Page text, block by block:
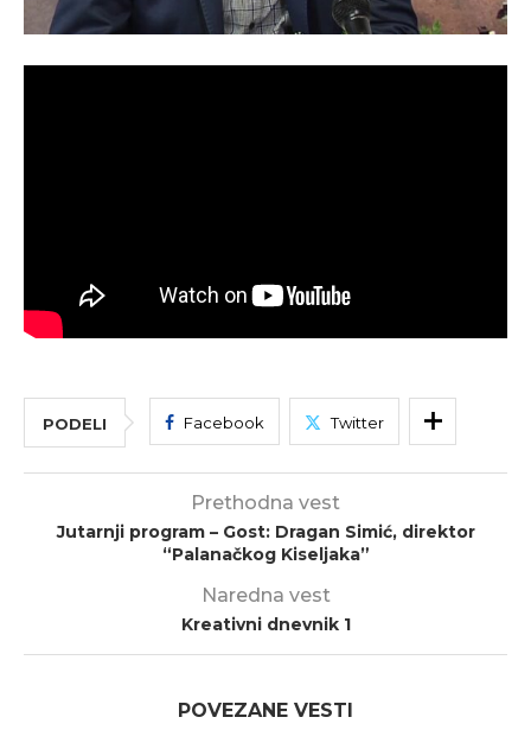
PODELI Facebook Twitter
Prethodna vest
Jutarnji program – Gost: Dragan Simić, direktor
“Palanačkog Kiseljaka”
Naredna vest
Kreativni dnevnik 1
POVEZANE VESTI